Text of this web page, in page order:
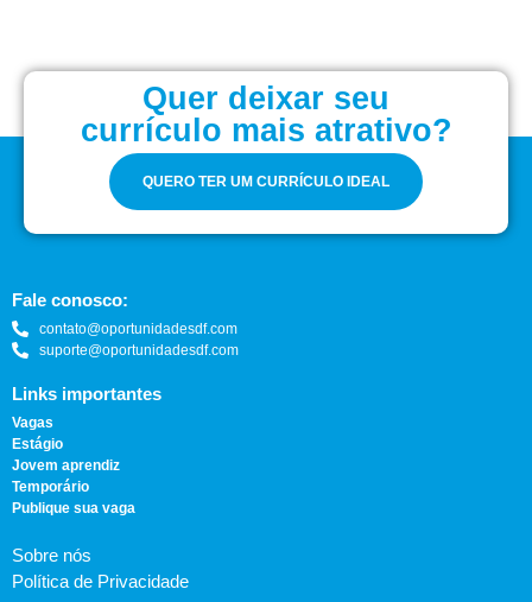
Quer deixar seu
currículo mais atrativo?
QUERO TER UM CURRÍCULO IDEAL
Fale conosco:
contato@oportunidadesdf.com
suporte@oportunidadesdf.com
Links importantes
Vagas
Estágio
Jovem aprendiz
Temporário
Publique sua vaga
Sobre nós
Política de Privacidade